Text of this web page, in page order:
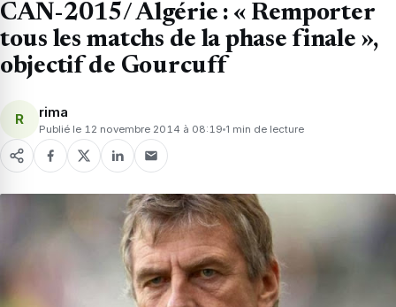
CAN-2015/ Algérie : « Remporter
tous les matchs de la phase finale »,
objectif de Gourcuff
R rima
Publié le 12 novembre 2014 à 08:19 1 min de lecture